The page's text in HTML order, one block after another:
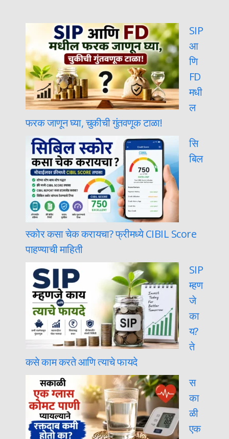
SIP
आ
णि
FD
मधी
ल
फरक जाणून घ्या, चुकीची गुंतवणूक टाळा!
सि
बिल
स्कोर कसा चेक करायचा? फ्रीमध्ये CIBIL Score
पाहण्याची माहिती
SIP
म्हण
जे
का
य?
ते
कसे काम करते आणि त्याचे फायदे
स
का
ळी
एक